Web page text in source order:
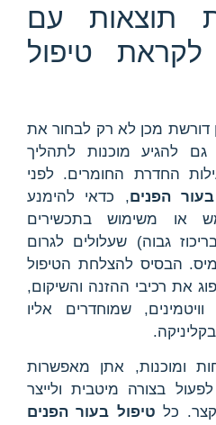
תוצאות עם
לקראת טיפול
דורשת מכן לא רק לבחור את
להגיע מוכנות לתהליך
החדרת החומרים. לפני
הפנים, כדאי להימנע
או משימוש בתכשירים
גבוה) שעלולים לגרום
הבסיס להצלחת הטיפול
את רכיבי ההזנה והשיקום,
שמוחדרים אליו
ומוכנות, אתן מאפשרות
בצורה מיטבית ולייצר
קצר. כל טיפול בעור הפנים